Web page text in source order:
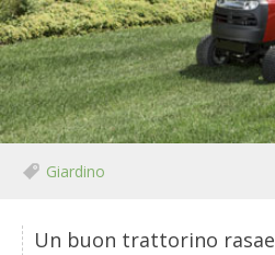
CUCINA
PRODOTTI
FARFALLE DELLA
PICCOLO POLLAIO
Giardino
Un buon trattorino